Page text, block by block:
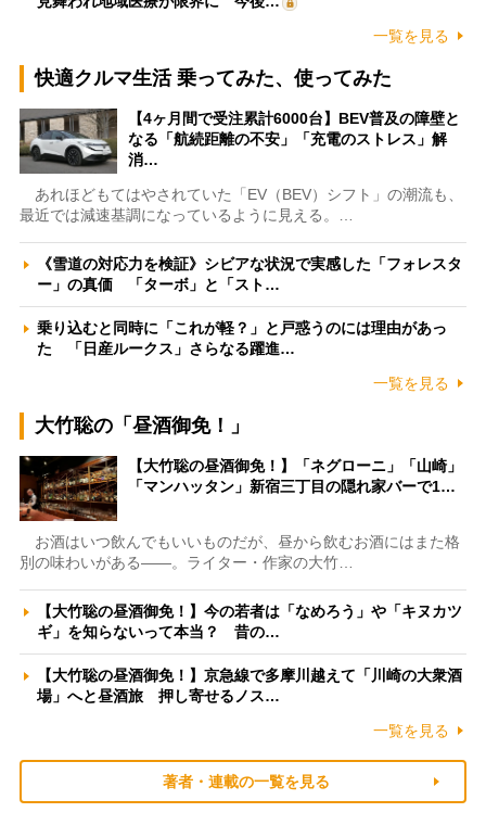
一覧を見る
快適クルマ生活 乗ってみた、使ってみた
【4ヶ月間で受注累計6000台】BEV普及の障壁と
なる「航続距離の不安」「充電のストレス」解
消…
あれほどもてはやされていた「EV（BEV）シフト」の潮流も、
最近では減速基調になっているように見える。…
《雪道の対応力を検証》シビアな状況で実感した「フォレスタ
ー」の真価 「ターボ」と「スト…
乗り込むと同時に「これが軽？」と戸惑うのには理由があっ
た 「日産ルークス」さらなる躍進…
一覧を見る
大竹聡の「昼酒御免！」
【大竹聡の昼酒御免！】「ネグローニ」「山崎」
「マンハッタン」新宿三丁目の隠れ家バーで1…
お酒はいつ飲んでもいいものだが、昼から飲むお酒にはまた格
別の味わいがある――。ライター・作家の大竹…
【大竹聡の昼酒御免！】今の若者は「なめろう」や「キヌカツ
ギ」を知らないって本当？ 昔の…
【大竹聡の昼酒御免！】京急線で多摩川越えて「川崎の大衆酒
場」へと昼酒旅 押し寄せるノス…
一覧を見る
著者・連載の一覧を見る